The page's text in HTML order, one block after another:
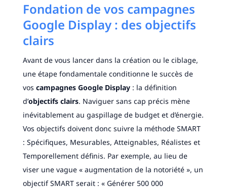
Fondation de vos campagnes
Google Display : des objectifs
clairs
Avant de vous lancer dans la création ou le ciblage,
une étape fondamentale conditionne le succès de
vos campagnes Google Display: la définition
d’objectifs clairs. Naviguer sans cap précis mène
inévitablement au gaspillage de budget et d’énergie.
Vos objectifs doivent donc suivre la méthode SMART
: Spécifiques, Mesurables, Atteignables, Réalistes et
Temporellement définis. Par exemple, au lieu de
viser une vague « augmentation de la notoriété », un
objectif SMART serait : « Générer 500 000